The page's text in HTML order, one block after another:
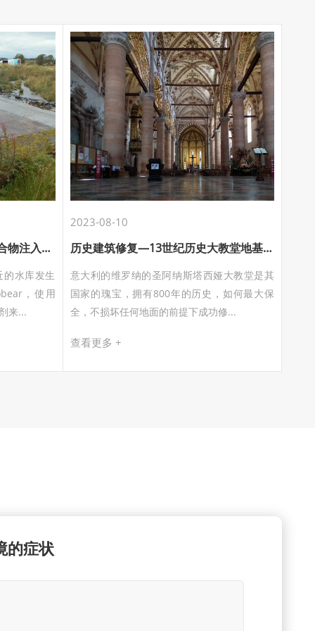
爱护环境保护水体——地质聚合物注入技术修复英国苏格兰水库漏水
水库发生
，使用
来...
2023-08-10
历史建筑修复—13世纪历史大教堂地基修复
意大利的维罗纳的圣阿纳斯塔西娅大教堂是其
国家的瑰宝，拥有800年的历史，如何最大保
全，不损坏任何地面的前提下成功修...
查看更多 +
的症状